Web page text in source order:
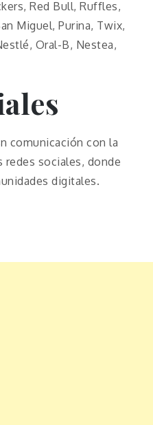
Red Bull, Ruffles,
Miguel, Purina, Twix,
Oral-B, Nestea,
comunicación con la
redes sociales, donde
digitales.